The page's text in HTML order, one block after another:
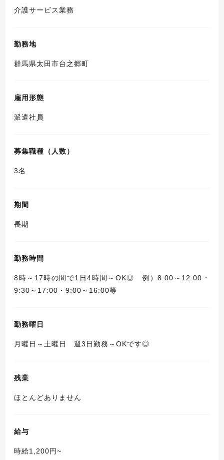
介護サービス業務
勤務地
群馬県太田市台之郷町
雇用形態
派遣社員
募集職種（人数）
3名
期間
長期
勤務時間
8時～17時の間で1日4時間～OK◎ 例）8:00～12:00・
9:30～17:00・9:00～16:00等
勤務曜日
月曜日～土曜日 週3日勤務～OKです◎
残業
ほとんどありません
給与
時給1,200円~